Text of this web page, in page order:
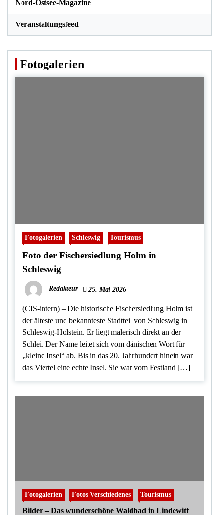
Nord-Ostsee-Magazine
Veranstaltungsfeed
Fotogalerien
Fotogalerien Schleswig Tourismus
Foto der Fischersiedlung Holm in
Schleswig
Redakteur 25. Mai 2026
(CIS-intern) – Die historische Fischersiedlung Holm ist
der älteste und bekannteste Stadtteil von Schleswig in
Schleswig-Holstein. Er liegt malerisch direkt an der
Schlei. Der Name leitet sich vom dänischen Wort für
„kleine Insel“ ab. Bis in das 20. Jahrhundert hinein war
das Viertel eine echte Insel. Sie war vom Festland […]
Fotogalerien Fotos Verschiedenes Tourismus
Bilder – Das wunderschöne Waldbad in Lindewitt